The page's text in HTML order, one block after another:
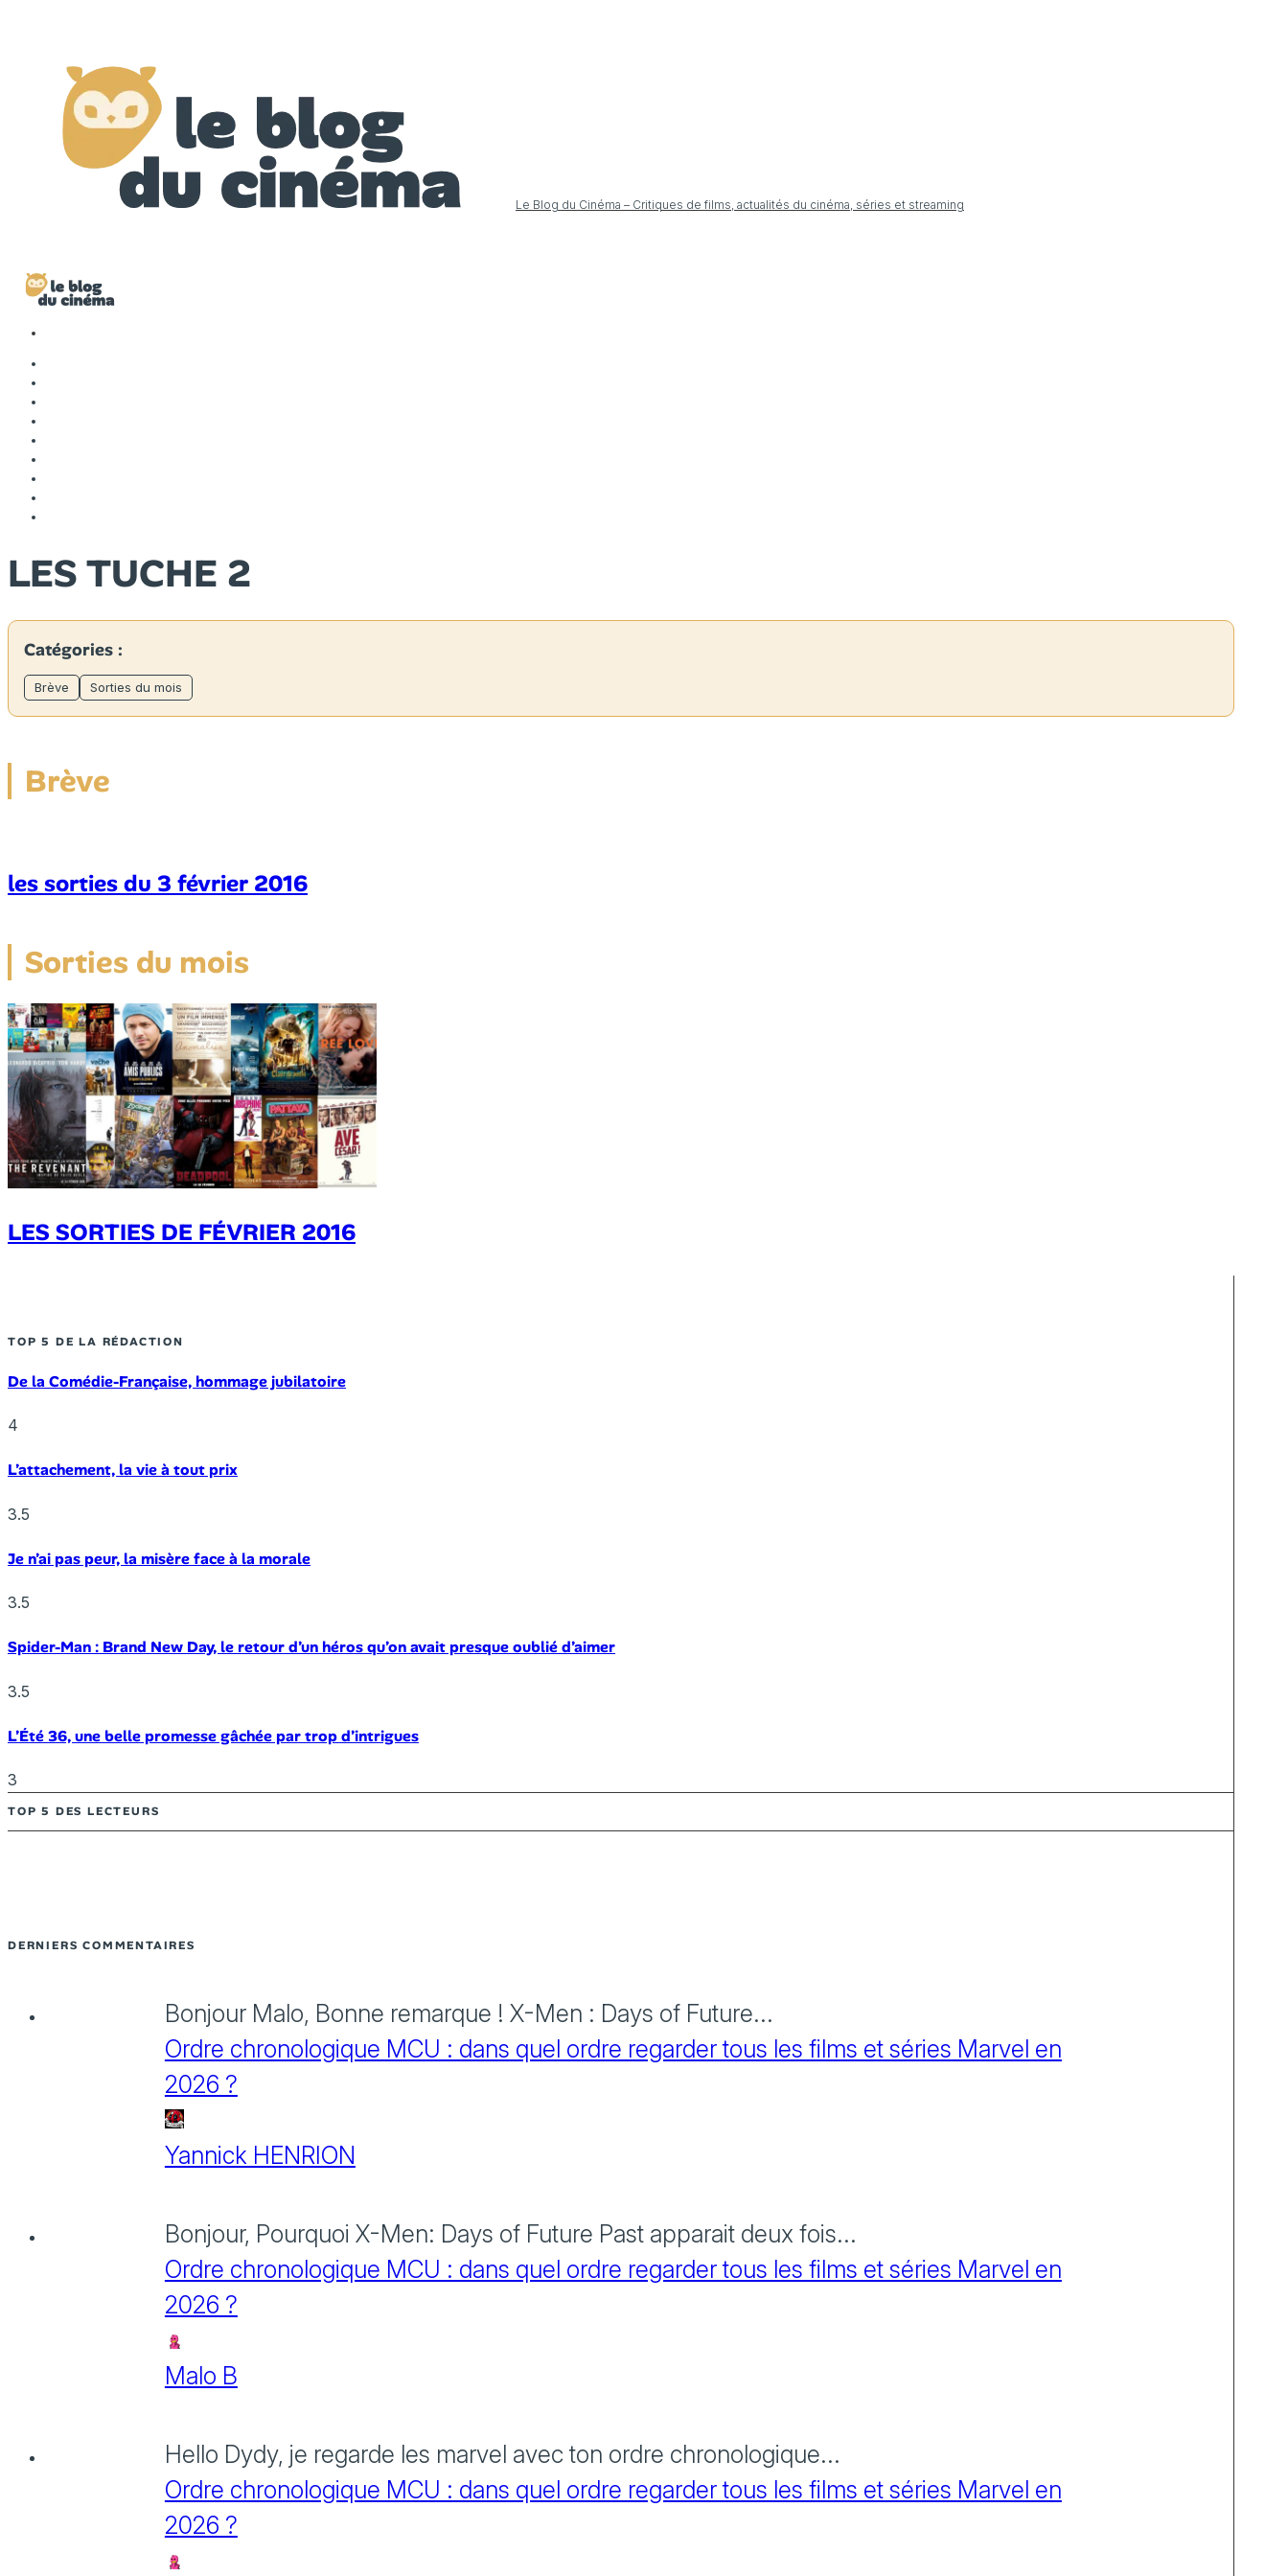
Le Blog du Cinéma – Critiques de films, actualités du cinéma, séries et streaming
LES TUCHE 2
Catégories :
Brève Sorties du mois
Brève
les sorties du 3 février 2016
Sorties du mois
LES SORTIES DE FÉVRIER 2016
TOP 5 DE LA RÉDACTION
De la Comédie-Française, hommage jubilatoire
4
L’attachement, la vie à tout prix
3.5
Je n’ai pas peur, la misère face à la morale
3.5
Spider-Man : Brand New Day, le retour d’un héros qu’on avait presque oublié d’aimer
3.5
L’Été 36, une belle promesse gâchée par trop d’intrigues
3
TOP 5 DES LECTEURS
DERNIERS COMMENTAIRES
Bonjour Malo, Bonne remarque ! X-Men : Days of Future...
Ordre chronologique MCU : dans quel ordre regarder tous les films et séries Marvel en
2026 ?
Yannick HENRION
Bonjour, Pourquoi X-Men: Days of Future Past apparait deux fois...
Ordre chronologique MCU : dans quel ordre regarder tous les films et séries Marvel en
2026 ?
Malo B
Hello Dydy, je regarde les marvel avec ton ordre chronologique...
Ordre chronologique MCU : dans quel ordre regarder tous les films et séries Marvel en
2026 ?